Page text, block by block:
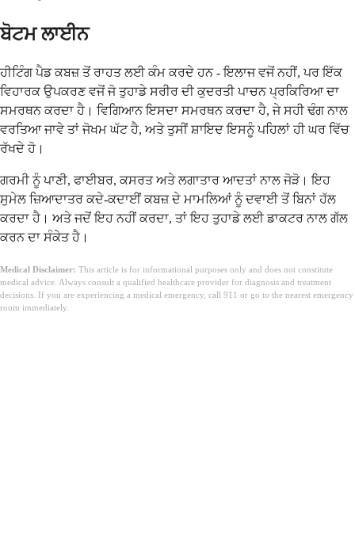
ਬੋਟਮ ਲਾਈਨ
ਹੀਟਿੰਗ ਪੈਡ ਕਬਜ਼ ਤੋਂ ਰਾਹਤ ਲਈ ਕੰਮ ਕਰਦੇ ਹਨ - ਇਲਾਜ ਵਜੋਂ ਨਹੀਂ, ਪਰ ਇੱਕ
ਵਿਹਾਰਕ ਉਪਕਰਣ ਵਜੋਂ ਜੋ ਤੁਹਾਡੇ ਸਰੀਰ ਦੀ ਕੁਦਰਤੀ ਪਾਚਨ ਪ੍ਰਕਿਰਿਆ ਦਾ
ਸਮਰਥਨ ਕਰਦਾ ਹੈ। ਵਿਗਿਆਨ ਇਸਦਾ ਸਮਰਥਨ ਕਰਦਾ ਹੈ, ਜੇ ਸਹੀ ਢੰਗ ਨਾਲ
ਵਰਤਿਆ ਜਾਵੇ ਤਾਂ ਜੋਖਮ ਘੱਟ ਹੈ, ਅਤੇ ਤੁਸੀਂ ਸ਼ਾਇਦ ਇਸਨੂੰ ਪਹਿਲਾਂ ਹੀ ਘਰ ਵਿੱਚ
ਰੱਖਦੇ ਹੋ।
ਗਰਮੀ ਨੂੰ ਪਾਣੀ, ਫਾਈਬਰ, ਕਸਰਤ ਅਤੇ ਲਗਾਤਾਰ ਆਦਤਾਂ ਨਾਲ ਜੋੜੋ। ਇਹ
ਸੁਮੇਲ ਜ਼ਿਆਦਾਤਰ ਕਦੇ-ਕਦਾਈਂ ਕਬਜ਼ ਦੇ ਮਾਮਲਿਆਂ ਨੂੰ ਦਵਾਈ ਤੋਂ ਬਿਨਾਂ ਹੱਲ
ਕਰਦਾ ਹੈ। ਅਤੇ ਜਦੋਂ ਇਹ ਨਹੀਂ ਕਰਦਾ, ਤਾਂ ਇਹ ਤੁਹਾਡੇ ਲਈ ਡਾਕਟਰ ਨਾਲ ਗੱਲ
ਕਰਨ ਦਾ ਸੰਕੇਤ ਹੈ।
Medical Disclaimer: This article is for informational purposes only and does not constitute
medical advice. Always consult a qualified healthcare provider for diagnosis and treatment
decisions. If you are experiencing a medical emergency, call 911 or go to the nearest emergency
room immediately.